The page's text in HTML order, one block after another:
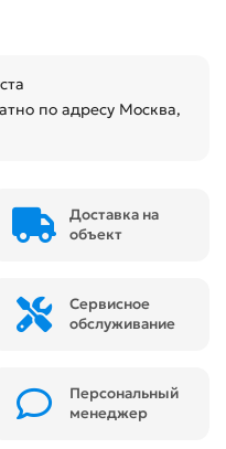
по адресу Москва,
Доставка на
объект
Сервисное
обслуживание
Персональный
менеджер